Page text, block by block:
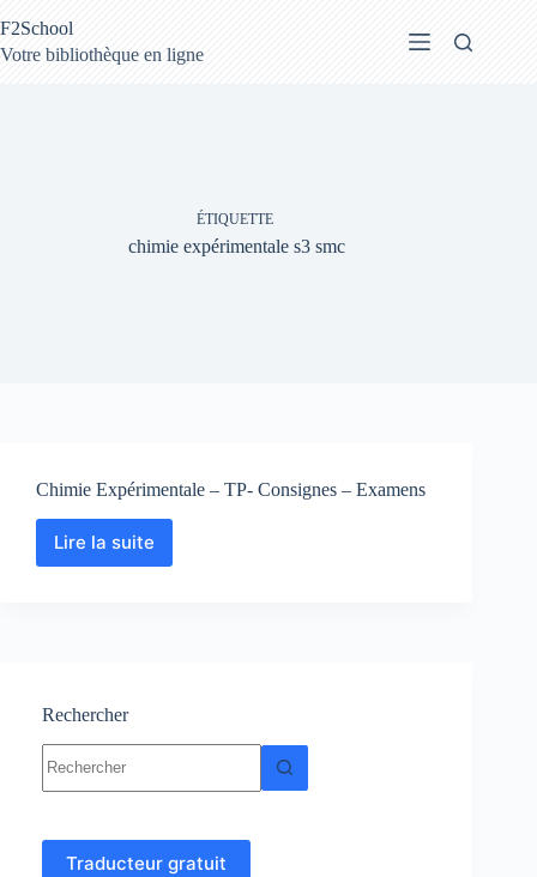
au
contenu
F2School
Votre bibliothèque en ligne
ÉTIQUETTE
chimie expérimentale s3 smc
Chimie Expérimentale – TP- Consignes – Examens
Lire la suite
Chimie
Rechercher
résultat
Traducteur gratuit